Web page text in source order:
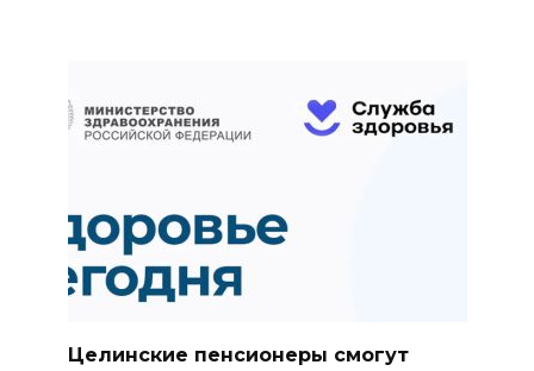
Целинские пенсионеры смогут